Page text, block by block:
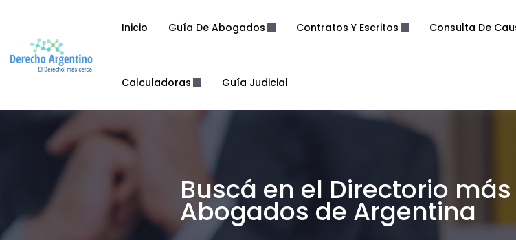
Inicio Guía De Abogados Contratos Y Escritos Consulta De
Calculadoras Guía Judicial
Buscá en el Directorio
Abogados de Argentina